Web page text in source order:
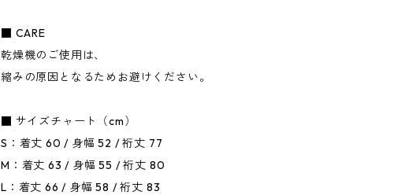
■ CARE
乾燥機のご使用は、
縮みの原因となるためお避けください。
■ サイズチャート（cm）
S：着丈 60 / 身幅 52 / 裄丈 77
M：着丈 63 / 身幅 55 / 裄丈 80
L：着丈 66 / 身幅 58 / 裄丈 83